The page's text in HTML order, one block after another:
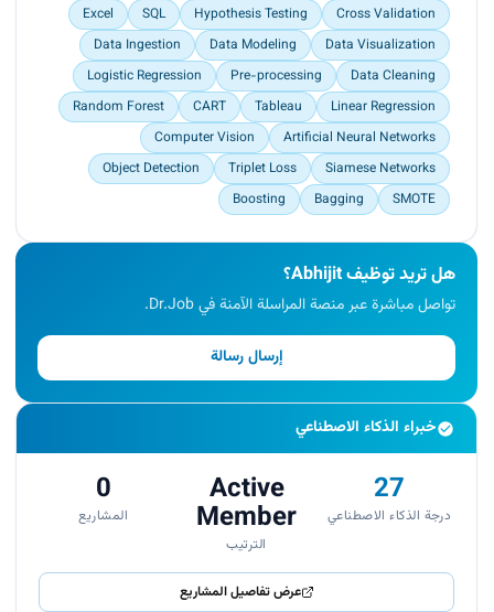
queries.<br>
Build out data for modeling by pre-processing,
cleaning, data visualizing and creating models
using logistic and linear regression techniques to
know students placement details.<br>
Build out model to know students placement
buckets on clinics using clustering techniques.
</p>
Cross Validation
Hypothesis Testing
SQL
Excel
Data Visualization
Data Modeling
Data Ingestion
Data Cleaning
Pre-processing
Logistic Regression
Linear Regression
Tableau
CART
Random Forest
Artificial Neural Networks
Computer Vision
Siamese Networks
Triplet Loss
Object Detection
SMOTE
Bagging
Boosting
هل تريد توظيف Abhijit؟
تواصل مباشرة عبر منصة المراسلة الآمنة في Dr.Job.
إرسال رسالة
خبراء الذكاء الاصطناعي
27
درجة الذكاء الاصطناعي
Active
Member
الترتيب
0
المشاريع
عرض تفاصيل المشاريع